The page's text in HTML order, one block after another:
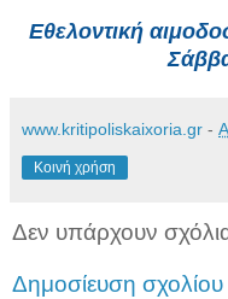
Εθελοντική
www.kritipoliskaixoria.gr -
Κοινή χρήση
Δεν υπάρχουν
Δημοσίευση σχολίου